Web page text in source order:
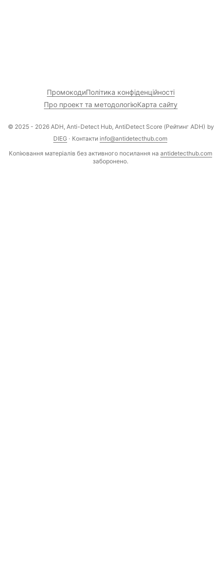
ПромокодиПолітика конфіденційності
Про проект та методологіюКарта сайту
© 2025 - 2026 ADH, Anti-Detect Hub, AntiDetect Score (Рейтинг ADH) by
DIEG · Контакти info@antidetecthub.com
Копіювання матеріалів без активного посилання на antidetecthub.com
заборонено.